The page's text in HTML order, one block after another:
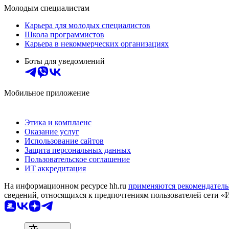
Молодым специалистам
Карьера для молодых специалистов
Школа программистов
Карьера в некоммерческих организациях
Боты для уведомлений
Мобильное приложение
Этика и комплаенс
Оказание услуг
Использование сайтов
Защита персональных данных
Пользовательское соглашение
ИТ аккредитация
На информационном ресурсе hh.ru применяются
сведений, относящихся к предпочтениям пользователей сети